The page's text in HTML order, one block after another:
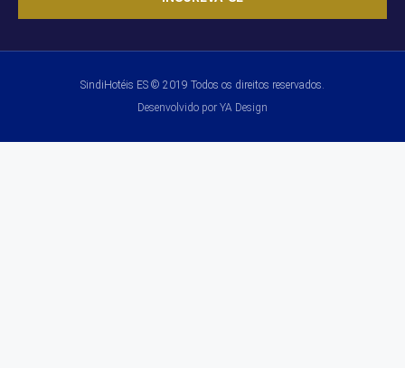
SindiHotéis ES © 2019 Todos os direitos reservados.
Desenvolvido por YA Design